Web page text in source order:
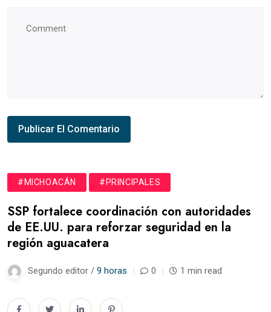
#MICHOACÁN #PRINCIPALES
SSP fortalece coordinación con autoridades
de EE.UU. para reforzar seguridad en la
región aguacatera
Segundo editor / 9 horas 0 1 min read